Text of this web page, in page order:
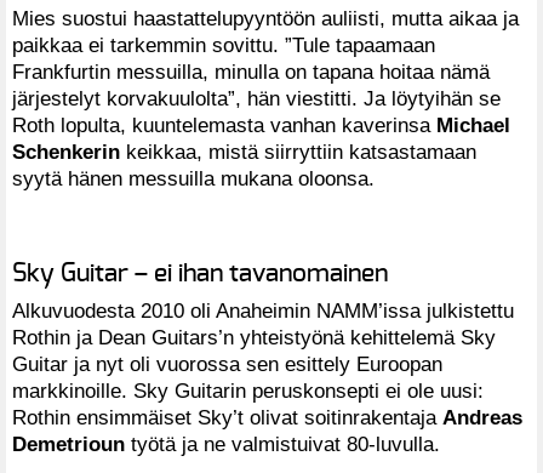
Mies suostui haastattelupyyntöön auliisti, mutta aikaa ja
paikkaa ei tarkemmin sovittu. ”Tule tapaamaan
Frankfurtin messuilla, minulla on tapana hoitaa nämä
järjestelyt korvakuulolta”, hän viestitti. Ja löytyihän se
Roth lopulta, kuuntelemasta vanhan kaverinsa Michael
Schenkerin keikkaa, mistä siirryttiin katsastamaan
syytä hänen messuilla mukana oloonsa.
Sky Guitar – ei ihan tavanomainen
Alkuvuodesta 2010 oli Anaheimin NAMM’issa julkistettu
Rothin ja Dean Guitars’n yhteistyönä kehittelemä Sky
Guitar ja nyt oli vuorossa sen esittely Euroopan
markkinoille. Sky Guitarin peruskonsepti ei ole uusi:
Rothin ensimmäiset Sky’t olivat soitinrakentaja Andreas
Demetrioun työtä ja ne valmistuivat 80-luvulla.